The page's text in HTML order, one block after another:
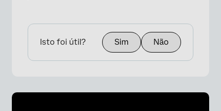
Isto foi útil? Sim Não